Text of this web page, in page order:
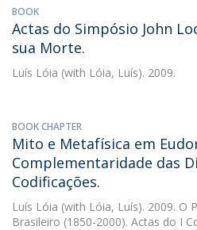
BOOK
Actas do Simpósio John
sua Morte.
Luís Lóia (with Lóia, Luís). 2009.
BOOK CHAPTER
Mito e Metafísica em
Complementaridade das
Codificações.
Luís Lóia (with Lóia, Luís). 2009. O
Brasileiro (1850-2000). Actas do I